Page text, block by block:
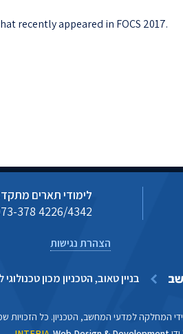
recently appeared in FOCS 2017.
לימודי תארים
378 4226/4342
הצהרת נגישות
בניין טאוב, הטכניון מכון טכנולוגי